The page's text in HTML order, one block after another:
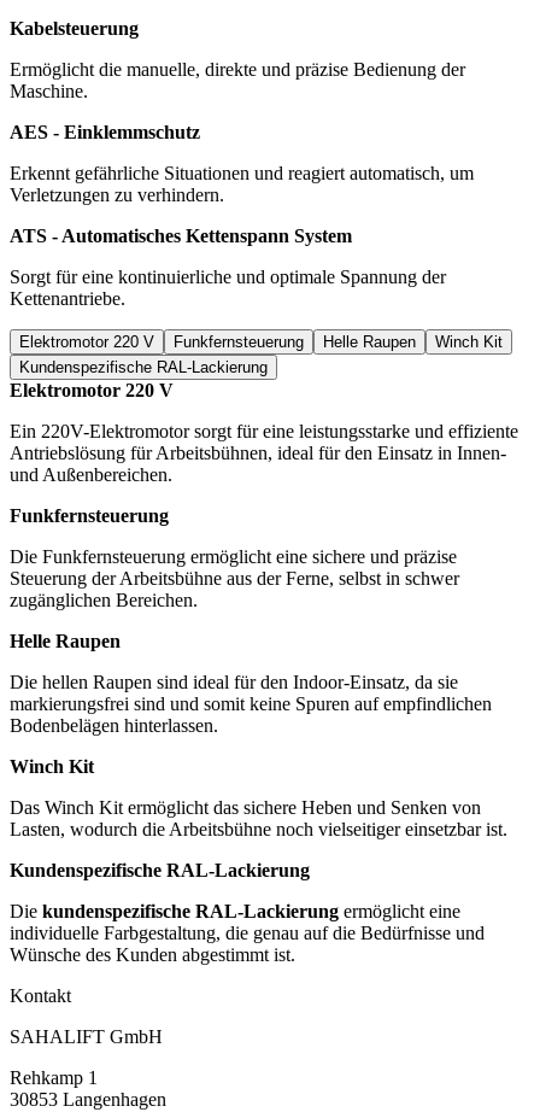
Kabelsteuerung
Ermöglicht die manuelle, direkte und präzise Bedienung der
Maschine.
AES - Einklemmschutz
Erkennt gefährliche Situationen und reagiert automatisch, um
Verletzungen zu verhindern.
ATS - Automatisches Kettenspann System
Sorgt für eine kontinuierliche und optimale Spannung der
Kettenantriebe.
Elektromotor 220 V Funkfernsteuerung Helle Raupen
Winch Kit
Kundenspezifische RAL-Lackierung
Elektromotor 220 V
Ein 220V-Elektromotor sorgt für eine leistungsstarke und effiziente
Antriebslösung für Arbeitsbühnen, ideal für den Einsatz in Innen-
und Außenbereichen.
Funkfernsteuerung
Die Funkfernsteuerung ermöglicht eine sichere und präzise
Steuerung der Arbeitsbühne aus der Ferne, selbst in schwer
zugänglichen Bereichen.
Helle Raupen
Die hellen Raupen sind ideal für den Indoor-Einsatz, da sie
markierungsfrei sind und somit keine Spuren auf empfindlichen
Bodenbelägen hinterlassen.
Winch Kit
Das Winch Kit ermöglicht das sichere Heben und Senken von
Lasten, wodurch die Arbeitsbühne noch vielseitiger einsetzbar ist.
Kundenspezifische RAL-Lackierung
Die kundenspezifische RAL-Lackierung ermöglicht eine
individuelle Farbgestaltung, die genau auf die Bedürfnisse und
Wünsche des Kunden abgestimmt ist.
Kontakt
SAHALIFT GmbH
Rehkamp 1
30853 Langenhagen